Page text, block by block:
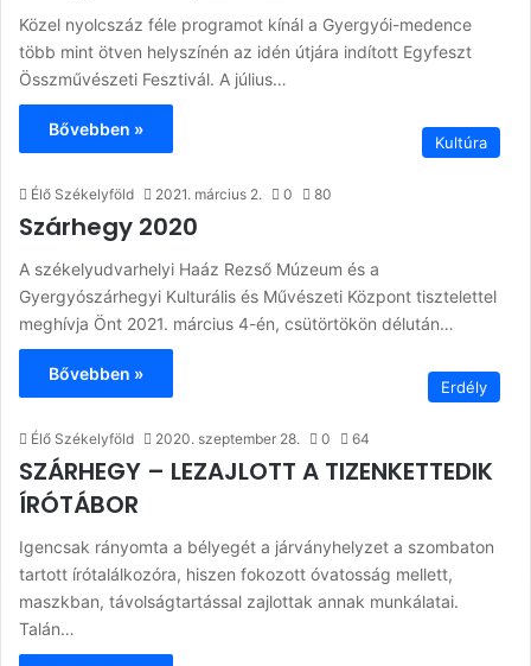
Közel nyolcszáz féle programot kínál a Gyergyói-medence
több mint ötven helyszínén az idén útjára indított Egyfeszt
Összművészeti Fesztivál. A július…
Bővebben »
Kultúra
Élő Székelyföld 2021. március 2. 0 80
Szárhegy 2020
A székelyudvarhelyi Haáz Rezső Múzeum és a
Gyergyószárhegyi Kulturális és Művészeti Központ tisztelettel
meghívja Önt 2021. március 4-én, csütörtökön délután…
Bővebben »
Erdély
Élő Székelyföld 2020. szeptember 28. 0 64
SZÁRHEGY – LEZAJLOTT A TIZENKETTEDIK
ÍRÓTÁBOR
Igencsak rányomta a bélyegét a járványhelyzet a szombaton
tartott írótalálkozóra, hiszen fokozott óvatosság mellett,
maszkban, távolságtartással zajlottak annak munkálatai.
Talán…